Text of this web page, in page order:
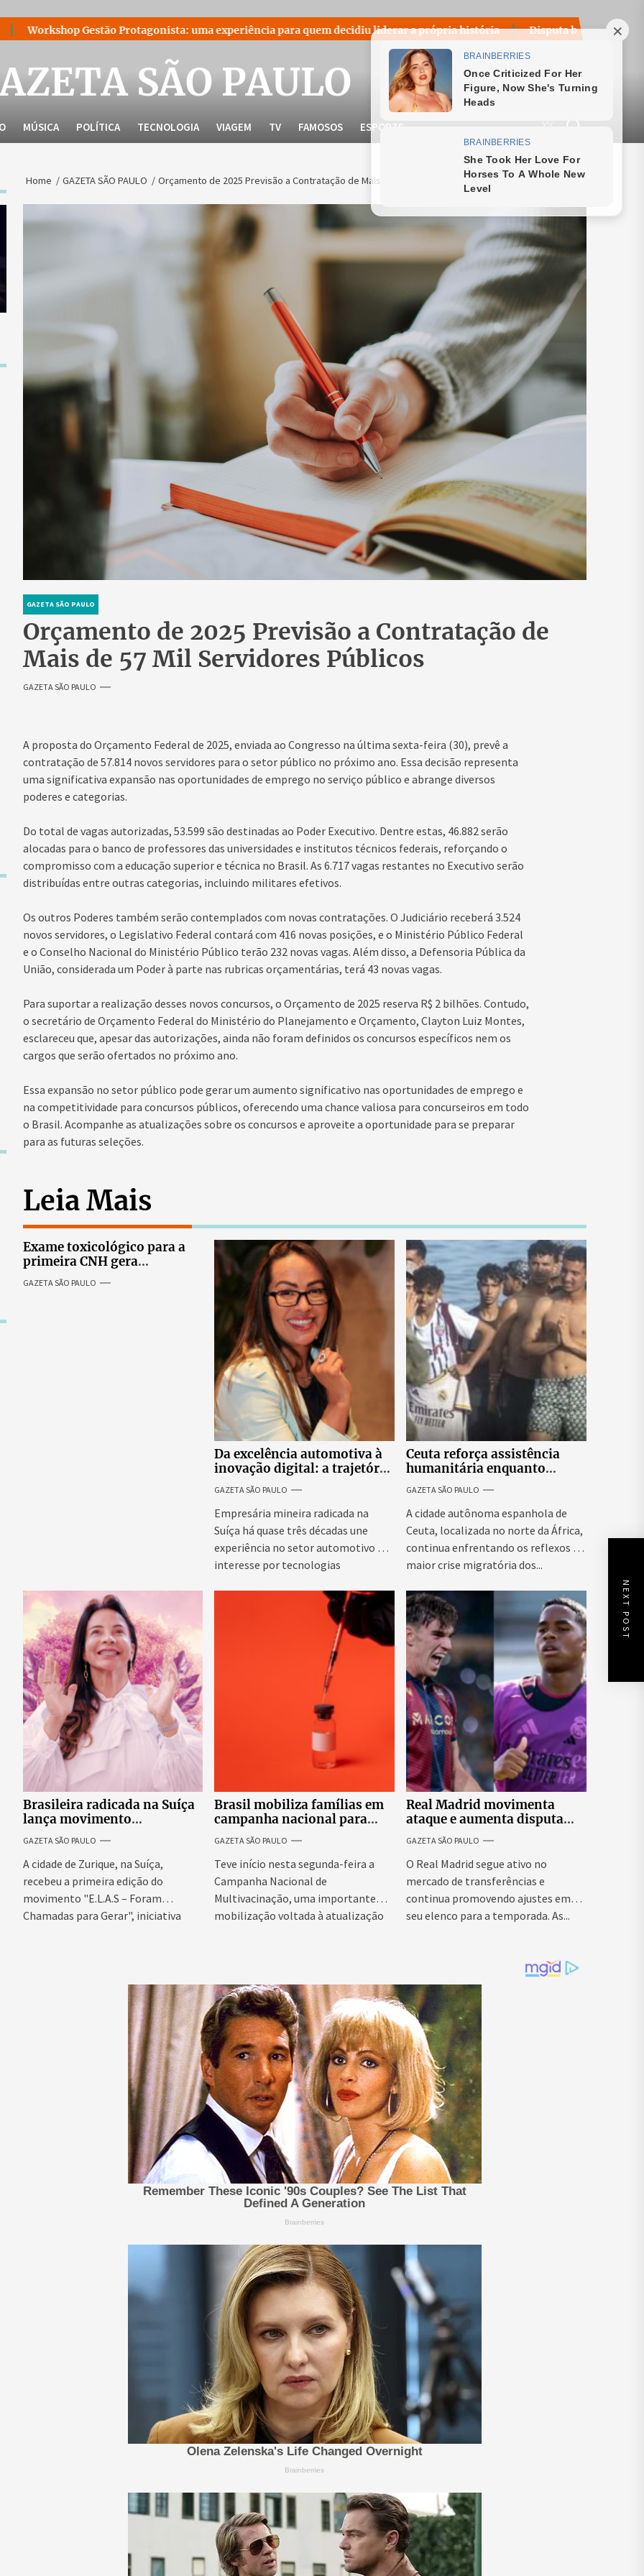
Protagonista: uma experiência para quem decidiu liderar a própria história Disputa bilionária sobre royalties do
SÃO PAULO
MÚSICA POLÍTICA TECNOLOGIA VIAGEM TV FAMOSOS ESPORTE
Home GAZETA SÃO PAULO Orçamento de 2025 Previsão a Contratação de Mais de 57 Mil Servidores Públicos
GAZETA SÃO PAULO
Orçamento de 2025 Previsão a Contratação de
Mais de 57 Mil Servidores Públicos
GAZETA SÃO PAULO
A proposta do Orçamento Federal de 2025, enviada ao Congresso na última sexta-feira (30), prevê a
contratação de 57.814 novos servidores para o setor público no próximo ano. Essa decisão representa
uma significativa expansão nas oportunidades de emprego no serviço público e abrange diversos
poderes e categorias.
Do total de vagas autorizadas, 53.599 são destinadas ao Poder Executivo. Dentre estas, 46.882 serão
alocadas para o banco de professores das universidades e institutos técnicos federais, reforçando o
compromisso com a educação superior e técnica no Brasil. As 6.717 vagas restantes no Executivo serão
distribuídas entre outras categorias, incluindo militares efetivos.
Os outros Poderes também serão contemplados com novas contratações. O Judiciário receberá 3.524
novos servidores, o Legislativo Federal contará com 416 novas posições, e o Ministério Público Federal
e o Conselho Nacional do Ministério Público terão 232 novas vagas. Além disso, a Defensoria Pública da
União, considerada um Poder à parte nas rubricas orçamentárias, terá 43 novas vagas.
Para suportar a realização desses novos concursos, o Orçamento de 2025 reserva R$ 2 bilhões. Contudo,
o secretário de Orçamento Federal do Ministério do Planejamento e Orçamento, Clayton Luiz Montes,
esclareceu que, apesar das autorizações, ainda não foram definidos os concursos específicos nem os
cargos que serão ofertados no próximo ano.
Essa expansão no setor público pode gerar um aumento significativo nas oportunidades de emprego e
na competitividade para concursos públicos, oferecendo uma chance valiosa para concurseiros em todo
o Brasil. Acompanhe as atualizações sobre os concursos e aproveite a oportunidade para se preparar
para as futuras seleções.
NEXT POST
Leia Mais
Exame toxicológico para a
primeira CNH gera
denúncias de cortes
excessivos de cabelo e
GAZETA SÃO PAULO
Da excelência automotiva à
inovação digital: a trajetória
internacional da empresária
Adriene Silva
GAZETA SÃO PAULO
Empresária mineira radicada na
Suíça há quase três décadas une
experiência no setor automotivo e
interesse por tecnologias
Ceuta reforça assistência
humanitária enquanto
Espanha busca evitar nova
onda migratória
GAZETA SÃO PAULO
A cidade autônoma espanhola de
Ceuta, localizada no norte da África,
continua enfrentando os reflexos da
maior crise migratória dos...
Brasileira radicada na Suíça
lança movimento
internacional voltado ao
fortalecimento da identidade
feminina
GAZETA SÃO PAULO
A cidade de Zurique, na Suíça,
recebeu a primeira edição do
movimento "E.L.A.S – Foram
Chamadas para Gerar", iniciativa
Brasil mobiliza famílias em
campanha nacional para
atualizar vacinação de
crianças e adolescentes
GAZETA SÃO PAULO
Teve início nesta segunda-feira a
Campanha Nacional de
Multivacinação, uma importante
mobilização voltada à atualização
Real Madrid movimenta
ataque e aumenta disputa
por espaço para Endrick
GAZETA SÃO PAULO
O Real Madrid segue ativo no
mercado de transferências e
continua promovendo ajustes em
seu elenco para a temporada. As...